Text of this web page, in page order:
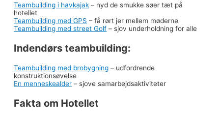
Teambuilding i havkajak – nyd de smukke søer tæt på
hotellet
Teambuilding med GPS – få rørt jer mellem møderne
Teambuilding med street Golf – sjov underholdning for alle
Indendørs teambuilding:
Teambuilding med brobygning – udfordrende
konstruktionsøvelse
En menneskealder – sjove samarbejdsaktiviteter
Fakta om Hotellet